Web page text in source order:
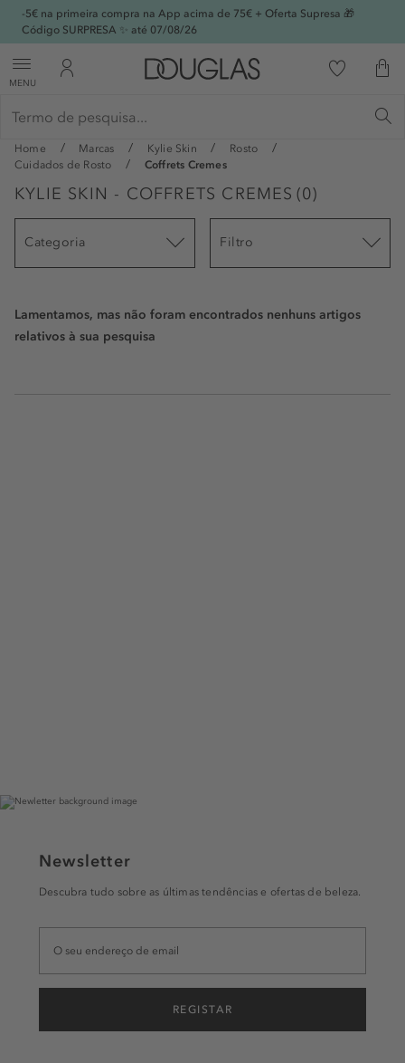
-5€ na primeira compra na App acima de 75€ + Oferta Supresa 🎁
Código SURPRESA ✨ até 07/08/26
MENU
Home Marcas Kylie Skin
Rosto
Cuidados de Rosto
Coffrets Cremes
KYLIE SKIN - COFFRETS CREMES (0)
Categoria Filtro
Lamentamos, mas não foram encontrados nenhuns artigos
relativos à sua pesquisa
Newsletter
Descubra tudo sobre as últimas tendências e ofertas de beleza.
REGISTAR